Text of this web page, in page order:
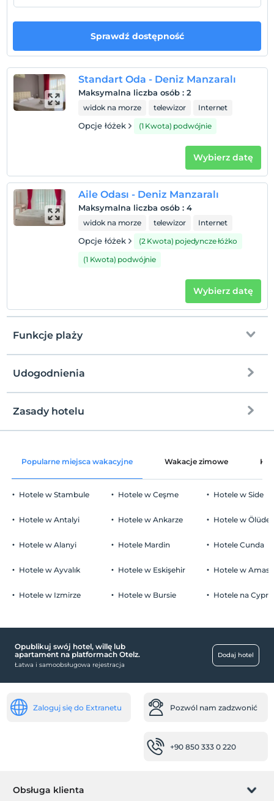
Zameldować się
Po 14:00
Wymeldować się
Przed 12:00
Zwierzęta
Zwierzęta niedozwolone
Palenie
Zakaz palenia w pokoju
Niemowlęta do wieku do 2 są bezpłatne.
1 dzieci w wieku poniżej 6 jest/jest bezpłatne za pokój
Sprawdź dostępność
Standart Oda - Deniz Manzaralı
Maksymalna liczba osób : 2
widok na morze telewizor Internet
Opcje łóżek (1 Kwota) podwójnie
Wybierz datę
Aile Odası - Deniz Manzaralı
Maksymalna liczba osób : 4
widok na morze telewizor Internet
Opcje łóżek
(2 Kwota) pojedyncze łóżko
(1 Kwota) podwójnie
Wybierz datę
Funkcje plaży
Przy plaży
rusztowanie
Udogodnienia
Części wspólne i wszystkie pokoje
pokoje rodzinne
Usługi recepcji
Krzesełko dla dziecka w restauracji
Usługa transferu (płatna)
Zasady hotelu
Zameldować się
Wymeldować się
Przed 12:00
Zwierzęta
Niemowlęta do wieku do 2 są bezpłatne.
Popularne miejsca wakacyjne Wakacje zimowe
Hotele w Stambule
Hotele w Antalyi
Hotele w Alanyi
Hotele w Ayvalık
Hotele w Izmirze
Hotele w Ceşme
Hotele w Ankarze
Hotele Mardin
Hotele w Eskişehir
Hotele w Bursie
Hotele w Side
Hotele w
Hotele Cunda
Hotele w
Hotele na
Opublikuj swój hotel, willę lub
apartament na platformach Otelz.
Łatwa i samoobsługowa rejestracja
Dodaj hotel
Zaloguj się do Extranetu Pozwól nam zadzwonić
+90 850 333 0 220
Obsługa klienta